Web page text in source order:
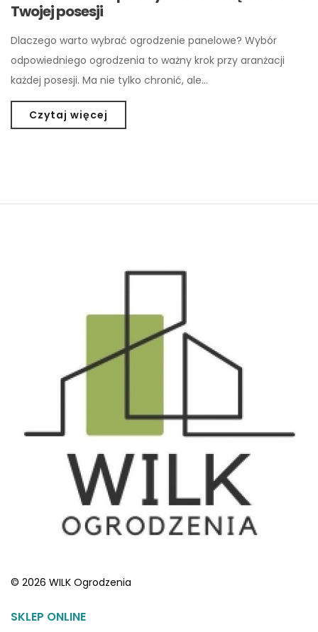
Twojej posesji
Dlaczego warto wybrać ogrodzenie panelowe? Wybór
odpowiedniego ogrodzenia to ważny krok przy aranżacji
każdej posesji. Ma nie tylko chronić, ale…
Czytaj więcej
© 2026 WILK Ogrodzenia
SKLEP ONLINE